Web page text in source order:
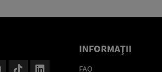
INFORMAŢII
FAQ